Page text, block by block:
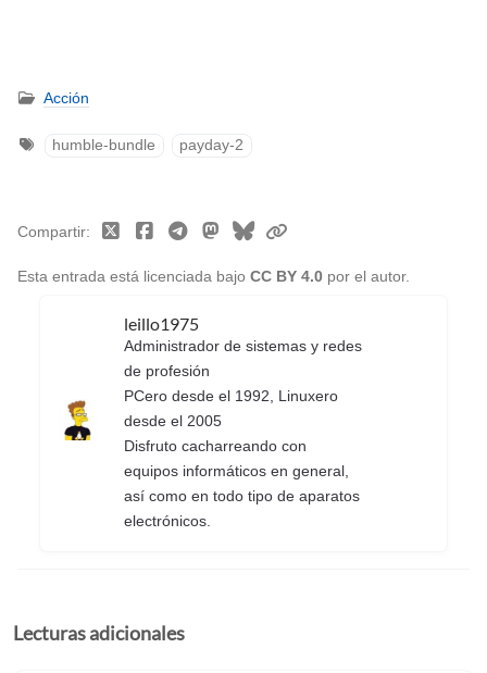
Acción
humble-bundle payday-2
Esta entrada está licenciada bajo CC BY 4.0 por el autor.
Compartir
leillo1975
Administrador de sistemas y redes
de profesión
PCero desde el 1992, Linuxero
desde el 2005
Disfruto cacharreando con
equipos informáticos en general,
así como en todo tipo de aparatos
electrónicos.
Lecturas adicionales